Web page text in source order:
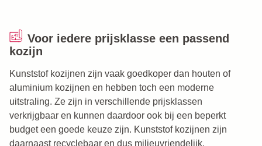
Voor iedere prijsklasse een passend
kozijn
Kunststof kozijnen zijn vaak goedkoper dan houten of
aluminium kozijnen en hebben toch een moderne
uitstraling. Ze zijn in verschillende prijsklassen
verkrijgbaar en kunnen daardoor ook bij een beperkt
budget een goede keuze zijn. Kunststof kozijnen zijn
daarnaast recyclebaar en dus milieuvriendelijk.